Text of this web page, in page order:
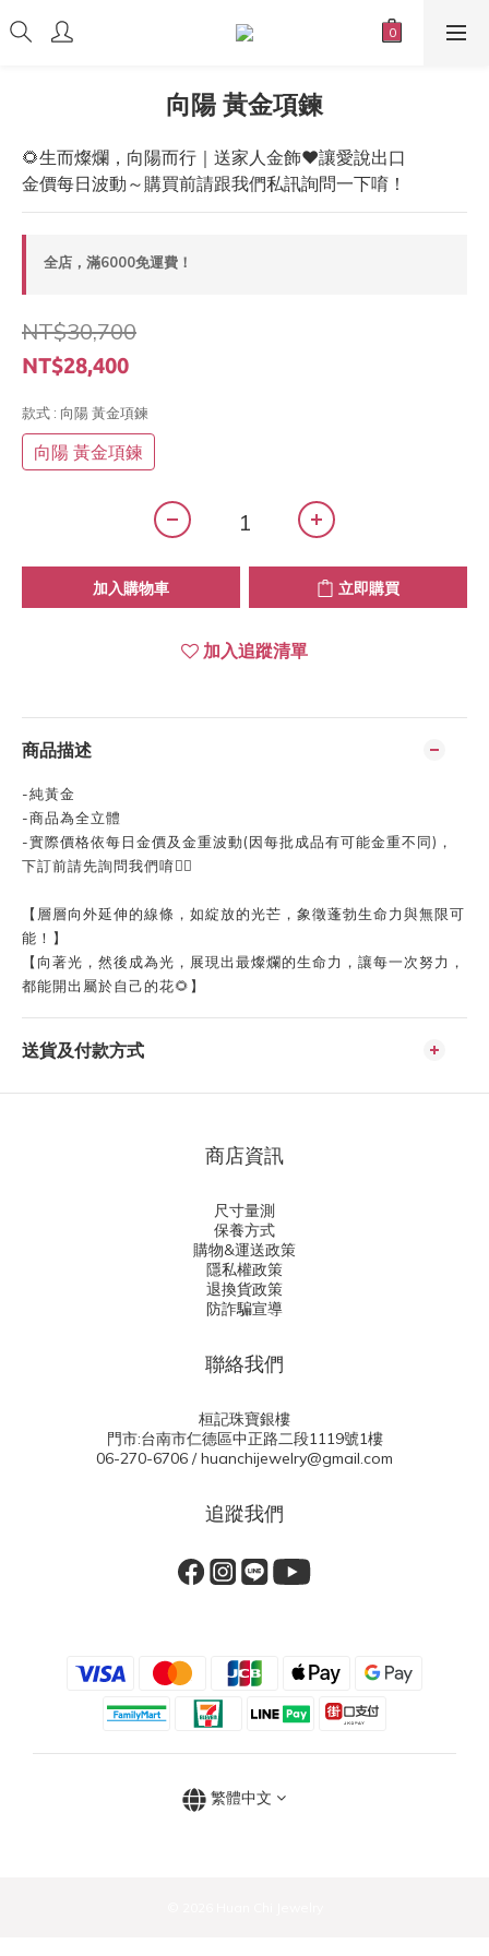
向陽 黃金項鍊
🌻生而燦爛，向陽而行｜送家人金飾❤️讓愛說出口
金價每日波動～購買前請跟我們私訊詢問一下唷！
全店，滿6000免運費！
NT$30,700
NT$28,400
款式 : 向陽 黃金項鍊
向陽 黃金項鍊
加入購物車 立即購買
加入追蹤清單
商品描述
-純黃金
-商品為全立體
-實際價格依每日金價及金重波動(因每批成品有可能金重不同) ，
下訂前請先詢問我們唷👍🏻
【層層向外延伸的線條，如綻放的光芒，象徵蓬勃生命力與無限可
能！】
【向著光，然後成為光，展現出最燦爛的生命力，讓每一次努力，
都能開出屬於自己的花🌻】
送貨及付款方式
商店資訊
尺寸量測
保養方式
購物&運送政策
隱私權政策
退換貨政策
防詐騙宣導
聯絡我們
桓記珠寶銀樓
門市:台南市仁德區中正路二段1119號1樓
06-270-6706 / huanchijewelry@gmail.com
追蹤我們
繁體中文